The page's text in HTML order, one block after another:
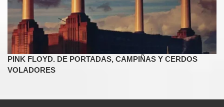
PINK FLOYD. DE PORTADAS, CAMPIÑAS Y CERDOS
VOLADORES